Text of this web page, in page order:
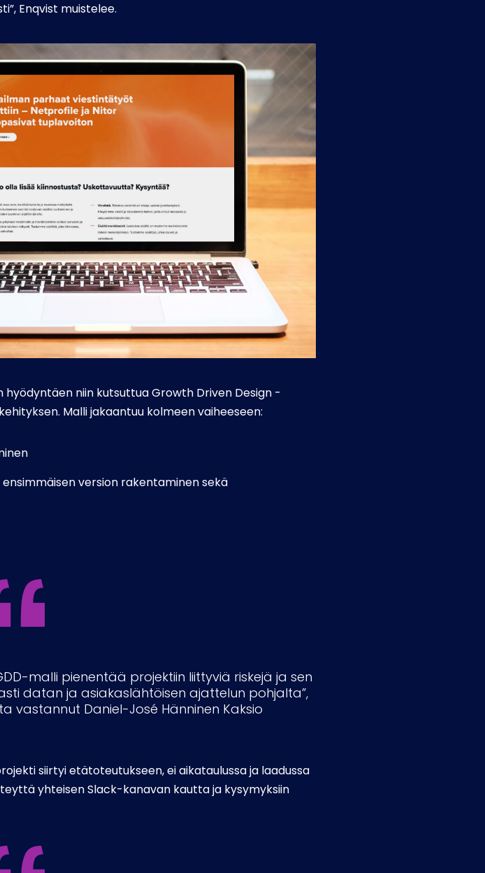
Enqvist muistelee.
niin kutsuttua Growth Driven Design -
Malli jakaantuu kolmeen vaiheeseen:
version rakentaminen sekä
malli pienentää projektiin liittyviä riskejä ja sen
datan ja asiakaslähtöisen ajattelun pohjalta”,
vastannut Daniel-José Hänninen Kaksio
siirtyi etätoteutukseen, ei aikataulussa ja laadussa
yhteisen Slack-kanavan kautta ja kysymyksiin